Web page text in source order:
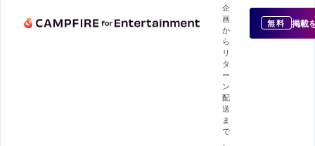
企
画
か
ら
リ
タ
ー
ン
配
送
ま
で
無料 掲載